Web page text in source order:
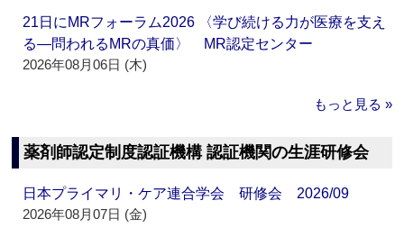
21日にMRフォーラム2026 〈学び続ける力が医療を支え
る―問われるMRの真価〉 MR認定センター
2026年08月06日 (木)
もっと見る »
薬剤師認定制度認証機構 認証機関の生涯研修会
日本プライマリ・ケア連合学会 研修会 2026/09
2026年08月07日 (金)